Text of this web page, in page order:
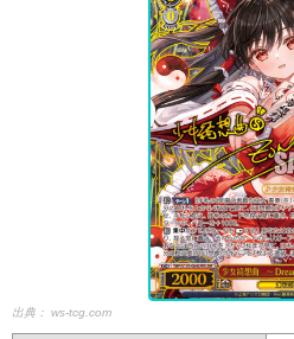
出典： ws-tcg.com